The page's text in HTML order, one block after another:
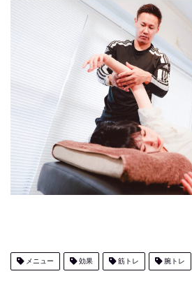
メニュー 効果 筋トレ 腕トレ